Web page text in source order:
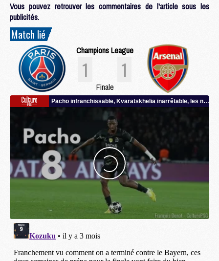
Vous pouvez retrouver les commentaires de l'article sous les
publicités.
Match lié
Champions League
1 1
Finale